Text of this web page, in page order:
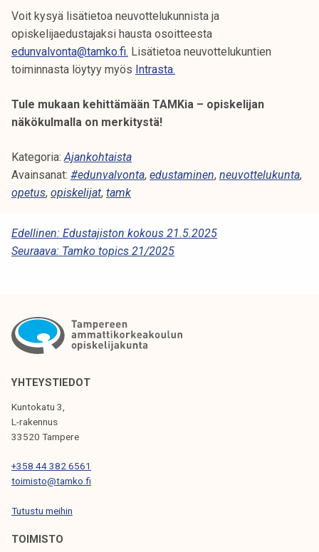
Voit kysyä lisätietoa neuvottelukunnista ja
opiskelijaedustajaksi hausta osoitteesta
edunvalvonta@tamko.fi. Lisätietoa neuvottelukuntien
toiminnasta löytyy myös Intrasta.
Tule mukaan kehittämään TAMKia – opiskelijan
näkökulmalla on merkitystä!
Kategoria: Ajankohtaista
Avainsanat: #edunvalvonta, edustaminen, neuvottelukunta,
opetus, opiskelijat, tamk
A
R
K
K
E
L
I
E
N
E
L
Edellinen: Edustajiston kokous 21.5.2025
Seuraava: Tamko topics 21/2025
YHTEYSTIEDOT
Kuntokatu 3,
L-rakennus
33520 Tampere
+358 44 382 6561
toimisto@tamko.fi
Tutustu meihin
TOIMISTO